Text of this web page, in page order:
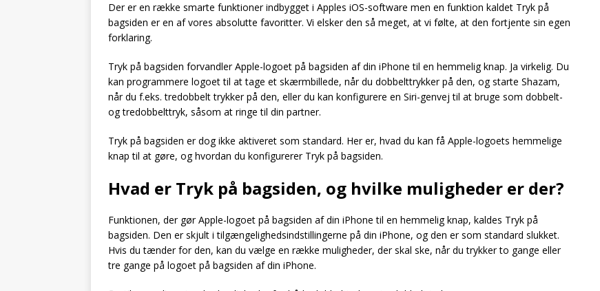
Der er en række smarte funktioner indbygget i Apples iOS-software men en funktion kaldet Tryk på
bagsiden er en af vores absolutte favoritter. Vi elsker den så meget, at vi følte, at den fortjente sin egen
forklaring.
Tryk på bagsiden forvandler Apple-logoet på bagsiden af din iPhone til en hemmelig knap. Ja virkelig. Du
kan programmere logoet til at tage et skærmbillede, når du dobbelttrykker på den, og starte Shazam,
når du f.eks. tredobbelt trykker på den, eller du kan konfigurere en Siri-genvej til at bruge som dobbelt-
og tredobbelttryk, såsom at ringe til din partner.
Tryk på bagsiden er dog ikke aktiveret som standard. Her er, hvad du kan få Apple-logoets hemmelige
knap til at gøre, og hvordan du konfigurerer Tryk på bagsiden.
Hvad er Tryk på bagsiden, og hvilke muligheder er der?
Funktionen, der gør Apple-logoet på bagsiden af din iPhone til en hemmelig knap, kaldes Tryk på
bagsiden. Den er skjult i tilgængelighedsindstillingerne på din iPhone, og den er som standard slukket.
Hvis du tænder for den, kan du vælge en række muligheder, der skal ske, når du trykker to gange eller
tre gange på logoet på bagsiden af din iPhone.